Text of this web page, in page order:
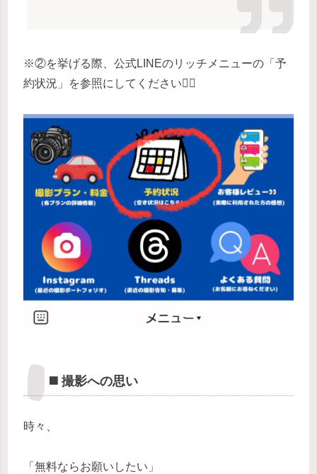
※②を挙げる際、公式LINEのリッチメニューの「予
約状況」を参照にしてください🙇‍♂️
◼️ 撮影への思い
時々、
「無料ならお願いしたい」